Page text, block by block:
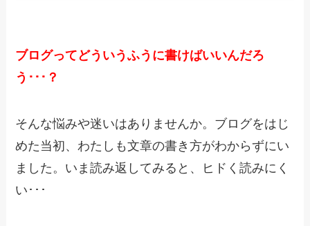
ブログってどういうふうに書けばいいんだろ
う･･･？
そんな悩みや迷いはありませんか。ブログをはじ
めた当初、わたしも文章の書き方がわからずにい
ました。いま読み返してみると、ヒドく読みにく
い･･･